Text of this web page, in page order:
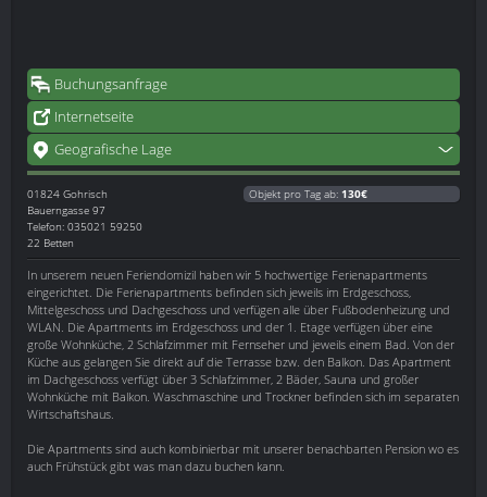
Buchungsanfrage
Internetseite
Geografische Lage
01824 Gohrisch
Bauerngasse 97
Telefon: 035021 59250
22 Betten
Objekt pro Tag ab: 130€
In unserem neuen Feriendomizil haben wir 5 hochwertige Ferienapartments
eingerichtet. Die Ferienapartments befinden sich jeweils im Erdgeschoss,
Mittelgeschoss und Dachgeschoss und verfügen alle über Fußbodenheizung und
WLAN. Die Apartments im Erdgeschoss und der 1. Etage verfügen über eine
große Wohnküche, 2 Schlafzimmer mit Fernseher und jeweils einem Bad. Von der
Küche aus gelangen Sie direkt auf die Terrasse bzw. den Balkon. Das Apartment
im Dachgeschoss verfügt über 3 Schlafzimmer, 2 Bäder, Sauna und großer
Wohnküche mit Balkon. Waschmaschine und Trockner befinden sich im separaten
Wirtschaftshaus.
Die Apartments sind auch kombinierbar mit unserer benachbarten Pension wo es
auch Frühstück gibt was man dazu buchen kann.